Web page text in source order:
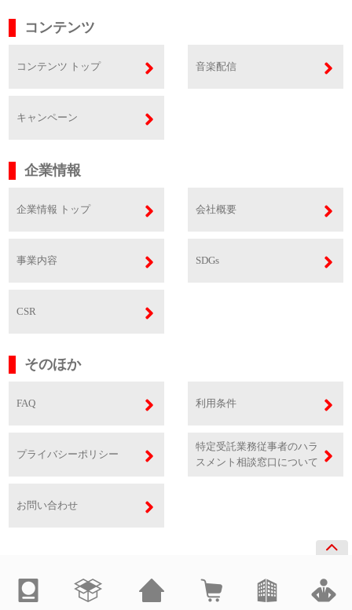
コンテンツ
コンテンツ トップ 音楽配信
キャンペーン
企業情報
企業情報 トップ 会社概要
事業内容 SDGs
CSR
そのほか
FAQ 利用条件
プライバシーポリシー
特定受託業務従事者のハラ
スメント相談窓口について
お問い合わせ